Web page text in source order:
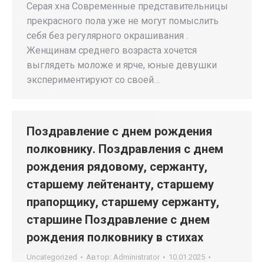
Серая хна Современные представительницы
прекрасного пола уже не могут помыслить
себя без регулярного окрашивания .
Женщинам среднего возраста хочется
выглядеть моложе и ярче, юные девушки
экспериментируют со своей…
Поздравление с днем рождения
полковнику. Поздравления с днем
рождения рядовому, сержанту,
старшему лейтенанту, старшему
прапорщику, старшему сержанту,
старшине Поздравление с днем
рождения полковнику в стихах
Uncategorized Автор: Administrator
10.01.2025